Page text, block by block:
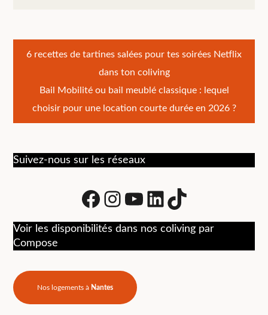
Navigation
de
l’article
6 recettes de tartines salées pour tes soirées Netflix
dans ton coliving
Bail Mobilité ou bail meublé classique : lequel
choisir pour une location courte durée en 2026 ?
Suivez-nous sur les réseaux
Facebook
Instagram
Youtube
LinkedIn
tiktok
Voir les disponibilités dans nos coliving par
Compose
Nos logements à Nantes